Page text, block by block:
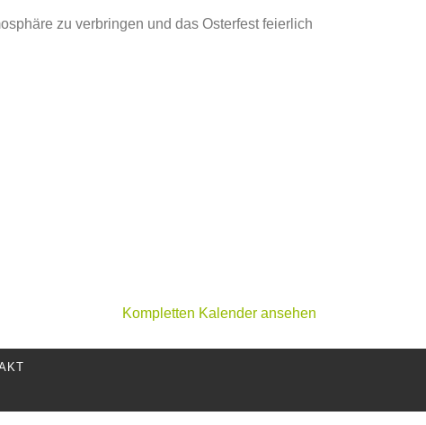
zu verbringen und das Osterfest feierlich
Kompletten Kalender ansehen